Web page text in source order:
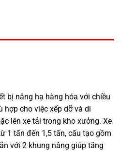
bị nâng hạ hàng hóa với chiều
hợp cho việc xếp dỡ và di
lên xe tải trong kho xưởng. Xe
1 tấn đến 1,5 tấn, cấu tạo gồm
với 2 khung nâng giúp tăng